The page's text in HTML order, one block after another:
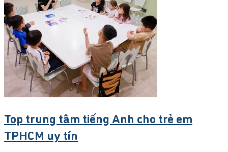
Top trung tâm tiếng Anh cho trẻ em
TPHCM uy tín